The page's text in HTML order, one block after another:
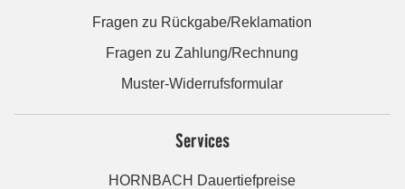
Fragen zu Rückgabe/Reklamation
Fragen zu Zahlung/Rechnung
Muster-Widerrufsformular
Services
HORNBACH Dauertiefpreise